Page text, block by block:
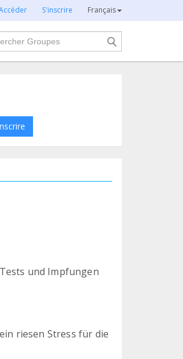
S'inscrire Français
und Impfungen
riesen Stress für die